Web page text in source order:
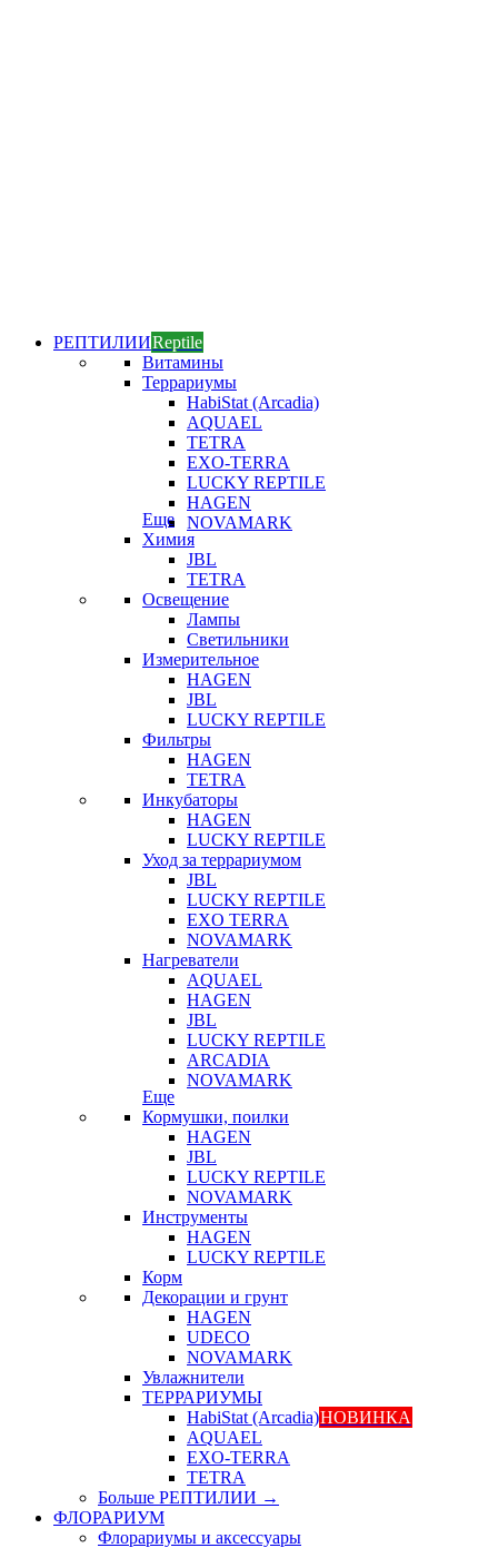
РЕПТИЛИИReptile
Витамины
Террариумы
HabiStat (Arcadia)
AQUAEL
TETRA
EXO-TERRA
LUCKY REPTILE
HAGEN
NOVAMARK
Еще
Химия
JBL
TETRA
Освещение
Лампы
Светильники
Измерительное
HAGEN
JBL
LUCKY REPTILE
Фильтры
HAGEN
TETRA
Инкубаторы
HAGEN
LUCKY REPTILE
Уход за террариумом
JBL
LUCKY REPTILE
EXO TERRA
NOVAMARK
Нагреватели
AQUAEL
HAGEN
JBL
LUCKY REPTILE
ARCADIA
NOVAMARK
Еще
Кормушки, поилки
HAGEN
JBL
LUCKY REPTILE
NOVAMARK
Инструменты
HAGEN
LUCKY REPTILE
Корм
Декорации и грунт
HAGEN
UDECO
NOVAMARK
Увлажнители
ТЕРРАРИУМЫ
HabiStat (Arcadia)НОВИНКА
AQUAEL
EXO-TERRA
TETRA
Больше РЕПТИЛИИ →
ФЛОРАРИУМ
Флорариумы и аксессуары